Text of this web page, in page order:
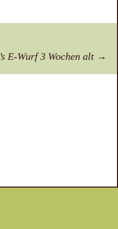
E-Wurf 3 Wochen alt →